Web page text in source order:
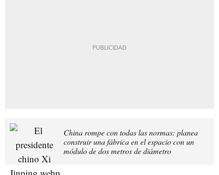
China rompe con todas las normas: planea
construir una fábrica en el espacio con un
módulo de dos metros de diámetro